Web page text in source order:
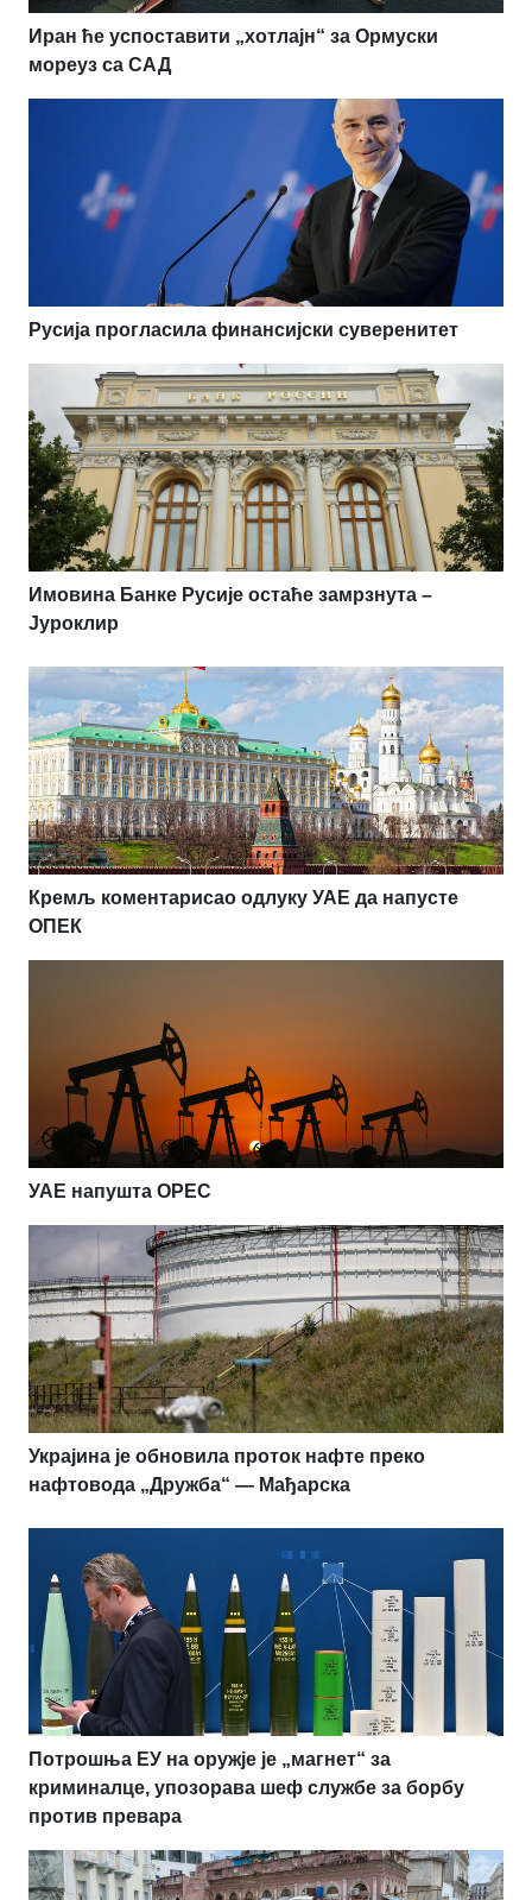
Иран ће успоставити „хотлајн“ за Ормуски
мореуз са САД
Русија прогласила финансијски суверенитет
Имовина Банке Русије остаће замрзнута –
Јуроклир
Кремљ коментарисао одлуку УАЕ да напусте
ОПЕК
УАЕ напушта OPEC
Украјина је обновила проток нафте преко
нафтовода „Дружба“ — Мађарска
Потрошња ЕУ на оружје је „магнет“ за
криминалце, упозорава шеф службе за борбу
против превара